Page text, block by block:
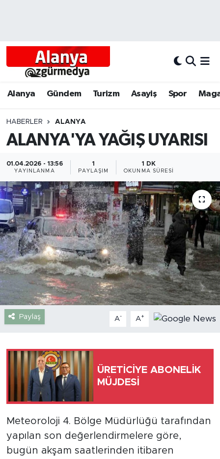
Alanya Gündem Turizm Asayiş Spor
HABERLER ALANYA
ALANYA'YA YAĞIŞ UYARISI
01.04.2026 - 13:56
YAYINLANMA
1
PAYLAŞIM
1 DK
OKUNMA SÜRESI
Paylaş A- A+
ÜRETİCİYE ABONELİK
MÜJDESİ
Meteoroloji 4. Bölge Müdürlüğü tarafından
yapılan son değerlendirmelere göre,
bugün akşam saatlerinden itibaren
Alanyum
Bölgesel
Dünya
Eğitim
Ekonomi
Gazipaşa
Güncel
Gündem
İnşaat-Emlak
Sağlık
Siyaset
Turizm
Alanya Hava Durumu
Tüm Manşetler
Son Dakika Haberleri
Haber Arşivi